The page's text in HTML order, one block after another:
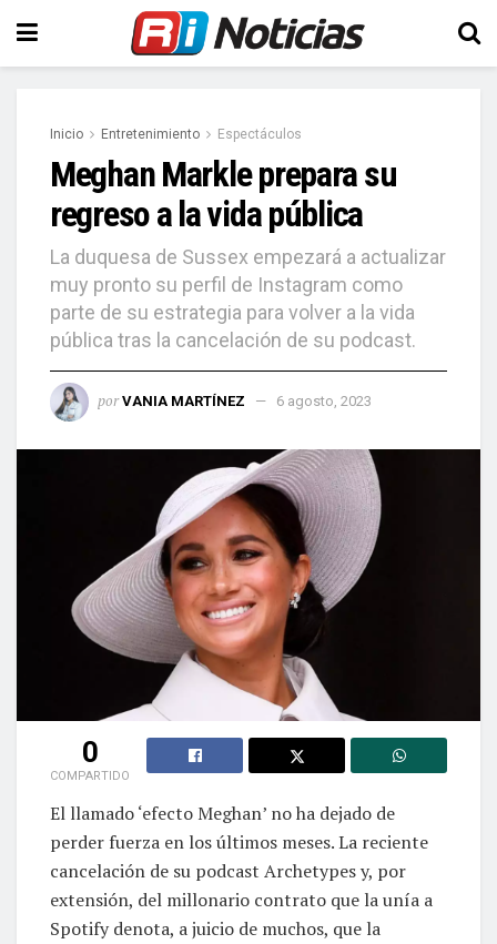
Inicio Entretenimiento Espectáculos
Meghan Markle prepara su
regreso a la vida pública
La duquesa de Sussex empezará a actualizar
muy pronto su perfil de Instagram como
parte de su estrategia para volver a la vida
pública tras la cancelación de su podcast.
por VANIA MARTÍNEZ 6 agosto, 2023
0
COMPARTIDO
El llamado ‘efecto Meghan’ no ha dejado de
perder fuerza en los últimos meses. La reciente
cancelación de su podcast Archetypes y, por
extensión, del millonario contrato que la unía a
Spotify denota, a juicio de muchos, que la